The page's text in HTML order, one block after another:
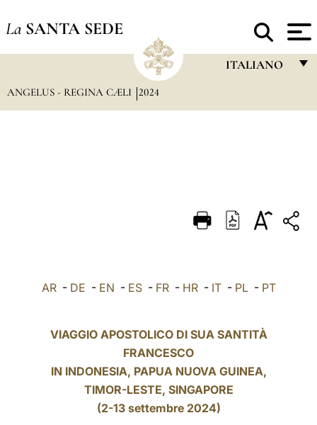
La SANTA SEDE
ITALIANO
DEUTSCH
العربيّة
LATINE
ANGELUS - REGINA CÆLI 2024
AR- DE - EN - ES- FR- HR- IT- PL- PT
VIAGGIO APOSTOLICO DI SUA SANTITÀ
FRANCESCO
IN INDONESIA, PAPUA NUOVA GUINEA,
TIMOR-LESTE, SINGAPORE
(2-13 settembre 2024)